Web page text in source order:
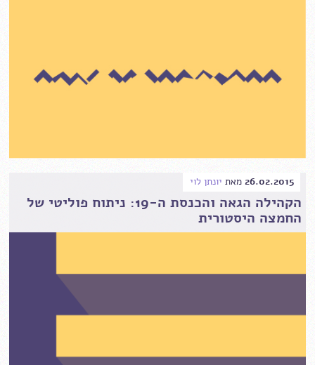
26.02.2015 מאת יונתן לוי
הקהילה הגאה והכנסת ה-19: ניתוח פוליטי של
החמצה היסטורית